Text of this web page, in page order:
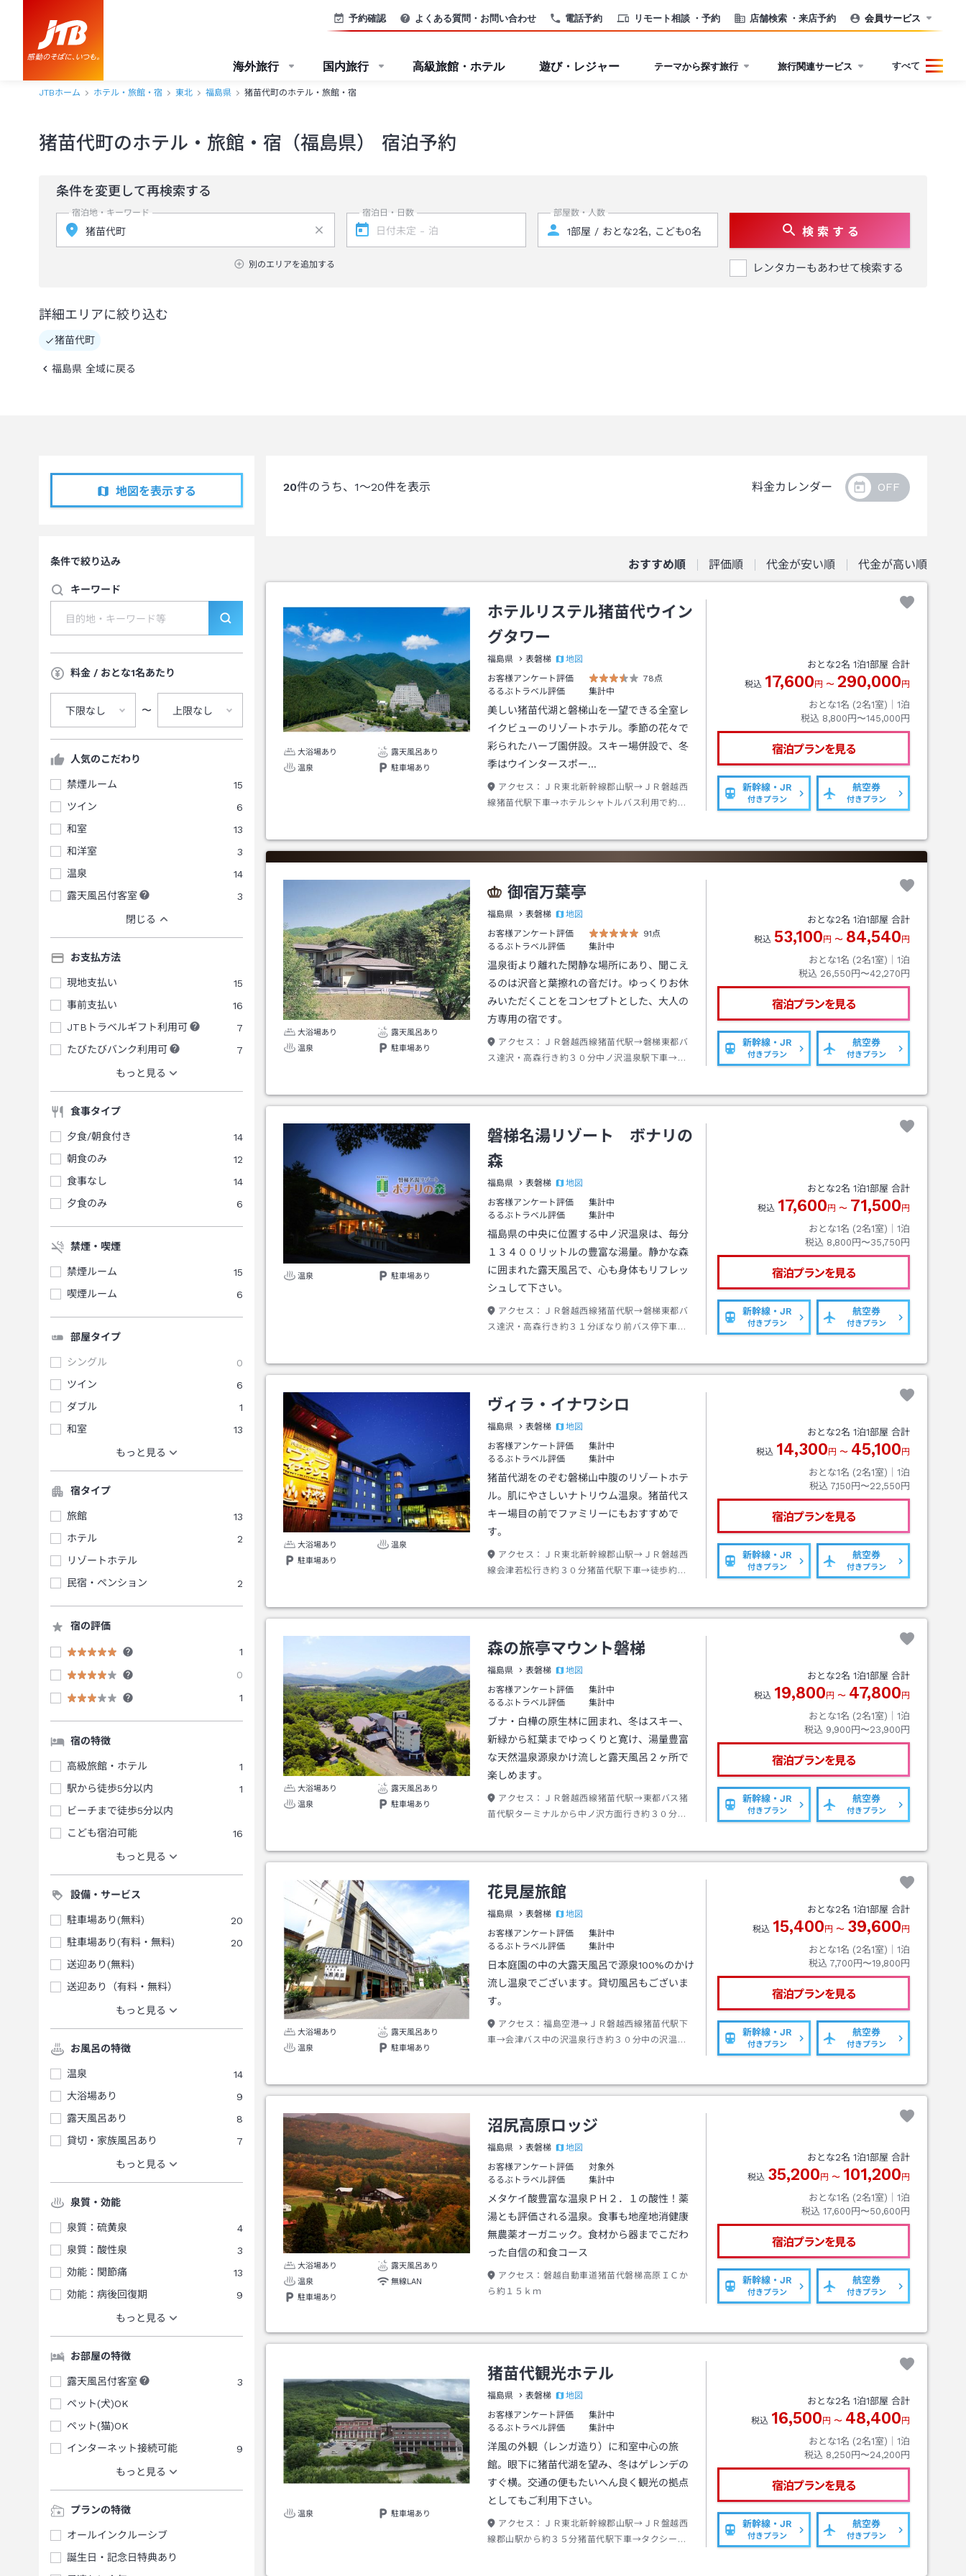
電話予約 リモート相談 ・予約 店舗検索 ・来店予約
予約確認 よくある質問・お問い合わせ 会員サービス
海外旅行 国内旅行 高級旅館・ホテル 遊び・レジャー テーマから探す旅行 旅行関連サービス すべて
JTBホーム ホテル・旅館・宿 東北 福島県 猪苗代町のホテル・旅館・宿
猪苗代町のホテル・旅館・宿（福島県） 宿泊予約
条件を変更して再検索する
宿泊地・キーワード
別のエリアを追加する
宿泊日・日数 部屋数・人数
検 索 す る
レンタカーもあわせて検索する
詳細エリアに絞り込む
猪苗代町
福島県 全域に戻る
地図を表示する
条件で絞り込み
キーワード
料金 / おとな1名あたり
下限なし 〜 上限なし
人気のこだわり
禁煙ルーム
15
ツイン
6
和室
13
和洋室
3
温泉
14
露天風呂付客室
3
閉じる
お支払方法
現地支払い
15
事前支払い
16
JTBトラベルギフト利用可
7
たびたびバンク利用可
7
もっと見る
食事タイプ
夕食/朝食付き
14
朝食のみ
12
食事なし
14
夕食のみ
6
禁煙・喫煙
禁煙ルーム
15
喫煙ルーム
6
部屋タイプ
シングル
0
ツイン
6
ダブル
1
和室
13
もっと見る
宿タイプ
旅館
13
ホテル
2
リゾートホテル
民宿・ペンション
2
宿の評価
1
0
1
宿の特徴
高級旅館・ホテル
1
駅から徒歩5分以内
1
ビーチまで徒歩5分以内
こども宿泊可能
16
もっと見る
設備・サービス
駐車場あり(無料)
20
駐車場あり(有料・無料)
20
送迎あり(無料)
送迎あり（有料・無料）
もっと見る
お風呂の特徴
温泉
14
大浴場あり
9
露天風呂あり
8
貸切・家族風呂あり
7
もっと見る
泉質・効能
泉質：硫黄泉
4
泉質：酸性泉
3
効能：関節痛
13
効能：病後回復期
9
もっと見る
お部屋の特徴
露天風呂付客室
3
ペット(犬)OK
ペット(猫)OK
インターネット接続可能
9
もっと見る
プランの特徴
オールインクルーシブ
誕生日・記念日特典あり
20件のうち、 1～20件を表示 料金カレンダー
おすすめ順 評価順 代金が安い順 代金が高い順
大浴場あり
露天風呂あり
温泉
駐車場あり
ホテルリステル猪苗代ウイン
グタワー
福島県 表磐梯
地図
お客様アンケート評価
78点
るるぶトラベル評価
集計中
美しい猪苗代湖と磐梯山を一望できる全室レ
イクビューのリゾートホテル。季節の花々で
彩られたハーブ園併設。スキー場併設で、冬
季はウインタースポー…
アクセス：
ＪＲ東北新幹線郡山駅→ＪＲ磐越西
線猪苗代駅下車→ホテルシャトルバス利用で約１
おとな2名 1泊1部屋 合計
税込 17,600 円 〜 290,000 円
おとな1名 (2名1室)｜ 1泊
税込 8,800円〜145,000円
宿泊プランを見る
新幹線・JR
付きプラン
航空券
付きプラン
大浴場あり
露天風呂あり
温泉
駐車場あり
御宿万葉亭
福島県 表磐梯
地図
お客様アンケート評価
91点
るるぶトラベル評価
集計中
温泉街より離れた閑静な場所にあり、聞こえ
るのは沢音と葉擦れの音だけ。ゆっくりお休
みいただくことをコンセプトとした、大人の
方専用の宿です。
アクセス：
ＪＲ磐越西線猪苗代駅→磐梯東都バ
ス達沢・高森行き約３０分中ノ沢温泉駅下車→徒
おとな2名 1泊1部屋 合計
税込 53,100 円 〜 84,540 円
おとな1名 (2名1室)｜ 1泊
税込 26,550円〜42,270円
宿泊プランを見る
新幹線・JR
付きプラン
航空券
付きプラン
温泉 駐車場あり
磐梯名湯リゾート ボナリの
森
福島県 表磐梯
地図
お客様アンケート評価
集計中
るるぶトラベル評価
集計中
福島県の中央に位置する中ノ沢温泉は、毎分
１３４００リットルの豊富な湯量。静かな森
に囲まれた露天風呂で、心も身体もリフレッ
シュして下さい。
アクセス：
ＪＲ磐越西線猪苗代駅→磐梯東都バ
ス達沢・高森行き約３１分ぼなり前バス停下車→
おとな2名 1泊1部屋 合計
税込 17,600 円 〜 71,500 円
おとな1名 (2名1室)｜ 1泊
税込 8,800円〜35,750円
宿泊プランを見る
新幹線・JR
付きプラン
航空券
付きプラン
大浴場あり
温泉
駐車場あり
ヴィラ・イナワシロ
福島県 表磐梯
地図
お客様アンケート評価
集計中
るるぶトラベル評価
集計中
猪苗代湖をのぞむ磐梯山中腹のリゾートホテ
ル。肌にやさしいナトリウム温泉。猪苗代ス
キー場目の前でファミリーにもおすすめで
す。
アクセス：
ＪＲ東北新幹線郡山駅→ＪＲ磐越西
線会津若松行き約３０分猪苗代駅下車→徒歩約４
おとな2名 1泊1部屋 合計
税込 14,300 円 〜 45,100 円
おとな1名 (2名1室)｜ 1泊
税込 7,150円〜22,550円
宿泊プランを見る
新幹線・JR
付きプラン
航空券
付きプラン
大浴場あり
露天風呂あり
温泉
駐車場あり
森の旅亭マウント磐梯
福島県 表磐梯
地図
お客様アンケート評価
集計中
るるぶトラベル評価
集計中
ブナ・白樺の原生林に囲まれ、冬はスキー、
新緑から紅葉までゆっくりと寛け、湯量豊富
な天然温泉源泉かけ流しと露天風呂２ヶ所で
楽しめます。
アクセス：
ＪＲ磐越西線猪苗代駅→東都バス猪
苗代駅ターミナルから中ノ沢方面行き約３０分沼
おとな2名 1泊1部屋 合計
税込 19,800 円 〜 47,800 円
おとな1名 (2名1室)｜ 1泊
税込 9,900円〜23,900円
宿泊プランを見る
新幹線・JR
付きプラン
航空券
付きプラン
大浴場あり
露天風呂あり
温泉
駐車場あり
花見屋旅館
福島県 表磐梯
地図
お客様アンケート評価
集計中
るるぶトラベル評価
集計中
日本庭園の中の大露天風呂で源泉100%のかけ
流し温泉でございます。貸切風呂もございま
す。
アクセス： 福島空港→ＪＲ磐越西線猪苗代駅下
車→会津バス中の沢温泉行き約３０分中の沢温泉
おとな2名 1泊1部屋 合計
税込 15,400 円 〜 39,600 円
おとな1名 (2名1室)｜ 1泊
税込 7,700円〜19,800円
宿泊プランを見る
新幹線・JR
付きプラン
航空券
付きプラン
大浴場あり
露天風呂あり
温泉
無線LAN
駐車場あり
沼尻高原ロッジ
福島県 表磐梯
地図
お客様アンケート評価
対象外
るるぶトラベル評価
集計中
メタケイ酸豊富な温泉ＰＨ２．１の酸性！薬
湯とも評価される温泉。食事も地産地消健康
無農薬オーガニック。食材から器までこだわ
った自信の和食コース
アクセス： 磐越自動車道猪苗代磐梯高原ＩＣか
ら約１５ｋｍ
おとな2名 1泊1部屋 合計
税込 35,200 円 〜 101,200 円
おとな1名 (2名1室)｜ 1泊
税込 17,600円〜50,600円
宿泊プランを見る
新幹線・JR
付きプラン
航空券
付きプラン
温泉 駐車場あり
猪苗代観光ホテル
福島県 表磐梯
地図
お客様アンケート評価
集計中
るるぶトラベル評価
集計中
洋風の外観（レンガ造り）に和室中心の旅
館。眼下に猪苗代湖を望み、冬はゲレンデの
すぐ横。交通の便もたいへん良く観光の拠点
としてもご利用下さい。
アクセス：
ＪＲ東北新幹線郡山駅→ＪＲ盤越西
線郡山駅から約３５分猪苗代駅下車→タクシー約
おとな2名 1泊1部屋 合計
税込 16,500 円 〜 48,400 円
おとな1名 (2名1室)｜ 1泊
税込 8,250円〜24,200円
宿泊プランを見る
新幹線・JR
付きプラン
航空券
付きプラン